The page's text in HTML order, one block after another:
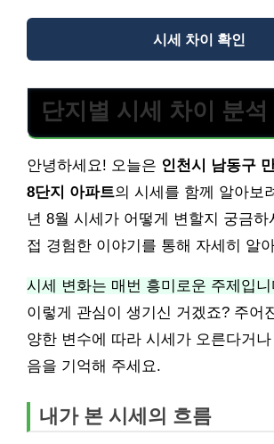
시세 차이 확인
단지별 시세 차이 분석
안녕하세요! 오늘은 인천시 남동구
8단지 아파트의 시세를 함께 알아보
년 8월 시세가 어떻게 변할지 궁금하
접 경험한 이야기를 통해 자세히 알
시세 변화는 매번 흥미로운 주제입니
이렇게 관심이 생기신 거겠죠? 주어
양한 변수에 따라 시세가 오른다거
음을 기억해 주세요.
내가 본 시세의 흐름